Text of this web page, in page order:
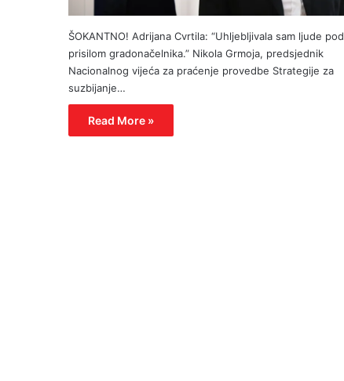
ŠOKANTNO! Adrijana Cvrtila: “Uhljebljivala sam ljude pod
prisilom gradonačelnika.” Nikola Grmoja, predsjednik
Nacionalnog vijeća za praćenje provedbe Strategije za
suzbijanje…
Read More »